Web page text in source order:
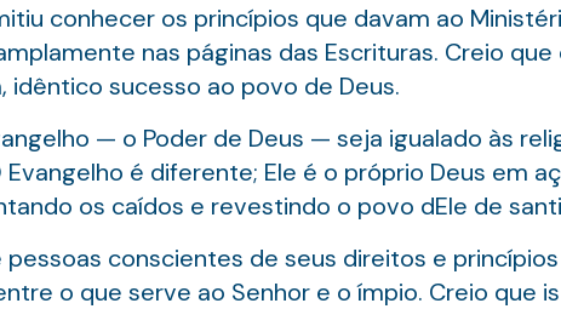
conhecer os princípios que davam ao
nas páginas das Escrituras. Creio
idêntico sucesso ao povo de Deus.
— o Poder de Deus — seja igualado às
é diferente; Ele é o próprio Deus em
os caídos e revestindo o povo dEle de
conscientes de seus direitos e
o que serve ao Senhor e o ímpio. Creio que